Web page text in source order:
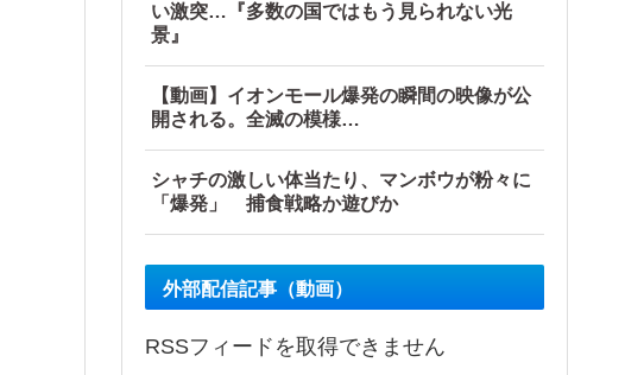
い激突…『多数の国ではもう見られない光
景』
【動画】イオンモール爆発の瞬間の映像が公
開される。全滅の模様…
シャチの激しい体当たり、マンボウが粉々に
「爆発」 捕食戦略か遊びか
外部配信記事（動画）
RSSフィードを取得できません